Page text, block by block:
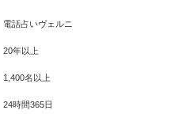
電話占いヴェルニ
20年以上
1,400名以上
24時間365日